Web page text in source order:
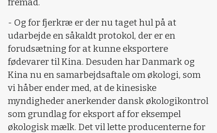
fremad.
- Og for fjerkræ er der nu taget hul på at
udarbejde en såkaldt protokol, der er en
forudsætning for at kunne eksportere
fødevarer til Kina. Desuden har Danmark og
Kina nu en samarbejdsaftale om økologi, som
vi håber ender med, at de kinesiske
myndigheder anerkender dansk økologikontrol
som grundlag for eksport af for eksempel
økologisk mælk. Det vil lette producenterne for